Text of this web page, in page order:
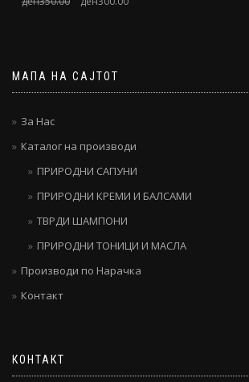
МАПА НА САЈТОТ
За Нас
Каталог на производи
ПРИРОДНИ САПУНИ
ПРИРОДНИ КРЕМИ И БАЛСАМИ
ТВРДИ ШАМПОНИ
ПРИРОДНИ ТОНИЦИ И МАСЛА
Производи по Нарачка
Контакт
КОНТАКТ